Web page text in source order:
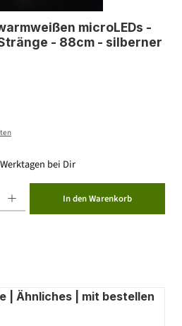
microLEDs -
- 88cm - silberner
bei Dir
In den Warenkorb
| Ähnliches | mit bestellen